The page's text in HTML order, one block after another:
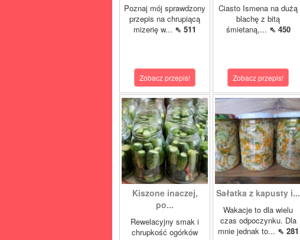
Poznaj mój sprawdzony
przepis na chrupiącą
mizerię w... ⇖ 511
Zobacz przepis!
Ciasto Ismena na dużą
blachę z bitą
śmietaną,... ⇖ 450
Zobacz przepis!
Kiszone inaczej,
po...
Rewelacyjny smak i
chrupkość ogórków
Sałatka z kapusty i...
Wakacje to dla wielu
czas odpoczynku. Dla
mnie jednak to... ⇖ 281